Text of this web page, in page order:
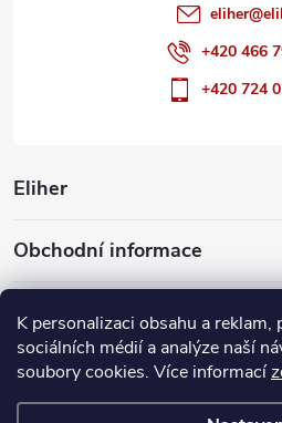
K personalizaci obsahu a
sociálních médií a analýze naší
soubory cookies. Více informací
Eliher
Obchodní informace
Partnerské weby
eliher@
+420 466
+420 724
cookies